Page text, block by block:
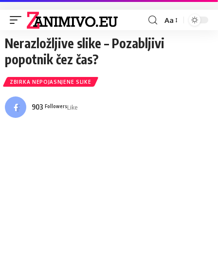
Aa
Nerazložljive slike – Pozabljivi
popotnik čez čas?
ZBIRKA NEPOJASNJENE SLIKE
903 FollowersLike